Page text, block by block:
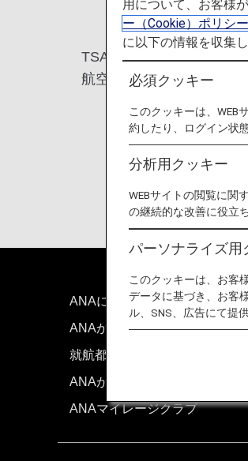
TSA（米国運輸保安局）
航空保安の為、ご理解ご
ANAについて
ANAからのお知らせ
就航都市
ANAがお約束する体験
ANAマイレージクラブ
用について、お客様
ー（Cookie）ポリシ
に以下の情報を収集
必須クッキー
このクッキーは、WEB
約したり、ログイン状
分析用クッキー
WEBサイトの閲覧に関
の継続的な改善に役立
パーソナライズ用
このクッキーは、お客
データに基づき、お客
ル、SNS、広告にて提